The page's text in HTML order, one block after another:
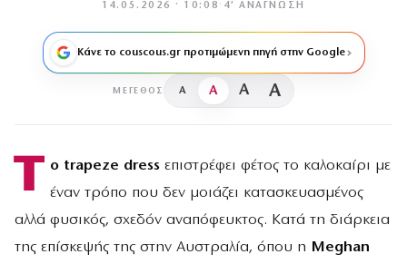
14.05.2026 · 10:08 · 4′ ΑΝΆΓΝΩΣΗ
Κάνε το couscous.gr προτιμώμενη πηγή στην Google
ΜΈΓΕΘΟΣ A A A A
Τ ο trapeze dressεπιστρέφει φέτος το καλοκαίρι με
έναν τρόπο που δεν μοιάζει κατασκευασμένος
αλλά φυσικός, σχεδόν αναπόφευκτος. Κατά τη διάρκεια
της επίσκεψής της στην Αυστραλία, όπου η Meghan